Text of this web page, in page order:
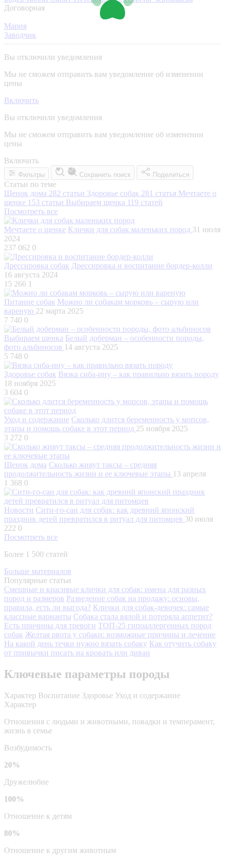
Договорная
Мария
Заводчик
Вы отключили уведомления
Мы не сможем отправить вам уведомление об изменении
цены
Включить
Вы отключили уведомления
Мы не сможем отправить вам уведомление об изменении
цены
Включить
Фильтры Сохранить поиск Поделиться
Статьи по теме
Щенок дома 282 статьи Здоровье собак 281 статья Мечтаете о
щенке 153 статьи Выбираем щенка 119 статей
Посмотреть все
Мечтаете о щенке Клички для собак маленьких пород 31 июля
2024
237 062 0
Дрессировка собак Дрессировка и воспитание бордер-колли
16 августа 2024
15 266 1
Питание собак Можно ли собакам морковь – сырую или
вареную 22 марта 2025
7 740 0
Выбираем щенка Белый доберман – особенности породы,
фото альбиносов 14 августа 2025
5 748 0
Здоровье собак Вязка сиба-ину – как правильно вязать породу
18 ноября 2025
3 604 0
Уход и содержание Сколько длится беременность у мопсов,
этапы и помощь собаке в этот период 25 ноября 2025
3 272 0
Щенок дома Сколько живут таксы – средняя
продолжительность жизни и ее ключевые этапы 13 апреля
1 368 0
Новости Сити-го-сан для собак: как древний японский
праздник детей превратился в ритуал для питомцев 30 июля
222 0
Посмотреть все
Более 1 500 статей
Больше материалов
Популярные статьи
Смешные и красивые клички для собак: имена для разных
пород и размеров Разведение собак на продажу: основы,
правила, есть ли выгода? Клички для собак-девочек: самые
классные варианты Собака стала вялой и потеряла аппетит?
Есть причины для тревоги ТОП-25 гипоаллергенных пород
собак Желтая рвота у собаки: возможные причины и лечение
На какой день течки нужно вязать собаку Как отучить собаку
от привычки писать на кровать или диван
Ключевые параметры породы
Характер Воспитание Здоровье Уход и содержание
Характер
Отношения с людьми и животными, повадки и темперамент,
жизнь в семье
Возбудимость
20%
Дружелюбие
100%
Отношение к детям
80%
Отношение к другим животным